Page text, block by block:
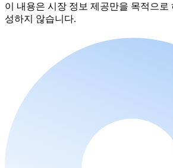
이 내용은 시장 정보 제공만을 목적으로
성하지 않습니다.